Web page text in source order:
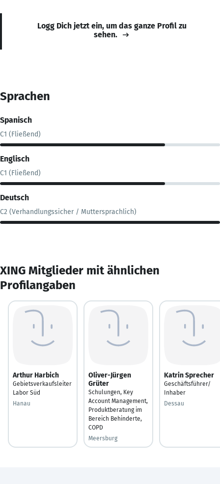
Logg Dich jetzt ein, um das ganze Profil zu
sehen.
Sprachen
Spanisch
C1 (Fließend)
Englisch
C1 (Fließend)
Deutsch
C2 (Verhandlungssicher / Muttersprachlich)
XING Mitglieder mit ähnlichen
Profilangaben
Arthur Harbich
Gebietsverkaufsleiter
Labor Süd
Hanau
Oliver-Jürgen
Grüter
Schulungen, Key
Account Management,
Produktberatung im
Bereich Behinderte,
COPD
Meersburg
Katrin Sprecher
Geschäftsführer/
Inhaber
Dessau